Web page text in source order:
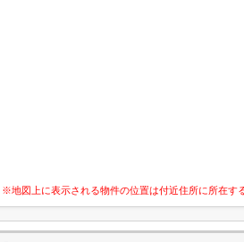
※地図上に表示される物件の位置は付近住所に所在す